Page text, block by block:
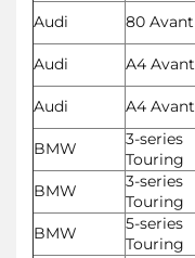
Audi
80 Avant
Audi
A4 Avant
Audi
A4 Avant
BMW
3-series
Touring
BMW
3-series
Touring
BMW
5-series
Touring